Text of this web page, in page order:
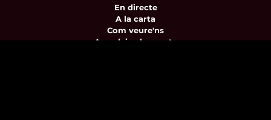
En directe
A la carta
Com veure'ns
Accedeix al compte